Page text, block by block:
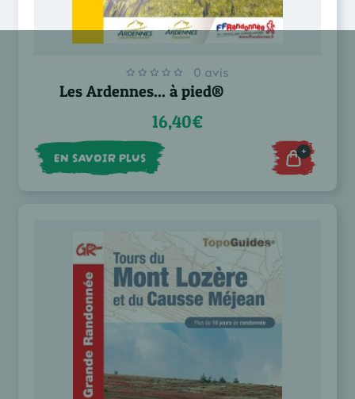
0 avis
Les Ardennes... à pied®
16,40€
EN SAVOIR PLUS +